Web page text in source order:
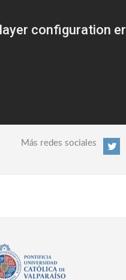
Más redes sociales